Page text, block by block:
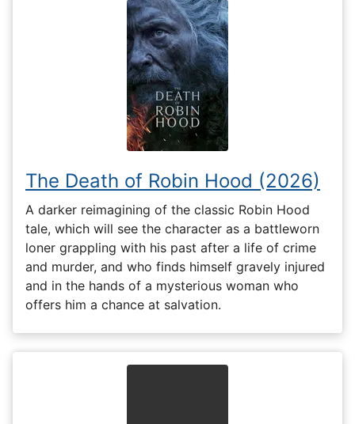
The Death of Robin Hood (2026)
A darker reimagining of the classic Robin Hood
tale, which will see the character as a battleworn
loner grappling with his past after a life of crime
and murder, and who finds himself gravely injured
and in the hands of a mysterious woman who
offers him a chance at salvation.